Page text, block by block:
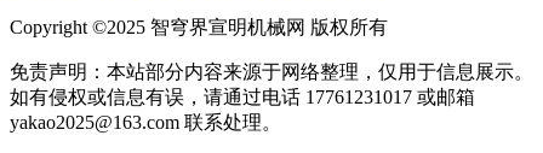
Copyright ©2025 智穹界宣明机械网 版权所有
免责声明：本站部分内容来源于网络整理，仅用于信息展示。
如有侵权或信息有误，请通过电话 17761231017 或邮箱
yakao2025@163.com 联系处理。